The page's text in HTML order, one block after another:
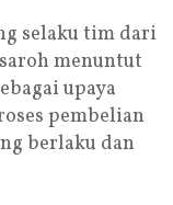
selaku tim dari
menuntut
upaya
pembelian
berlaku dan